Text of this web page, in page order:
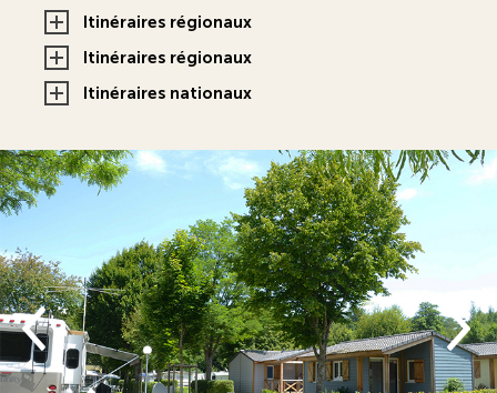
Itinéraires régionaux
Itinéraires régionaux
Itinéraires nationaux